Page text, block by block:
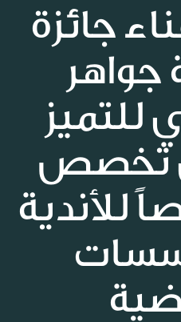
جائزة
جواهر
للتميز
تخصص
للأندية